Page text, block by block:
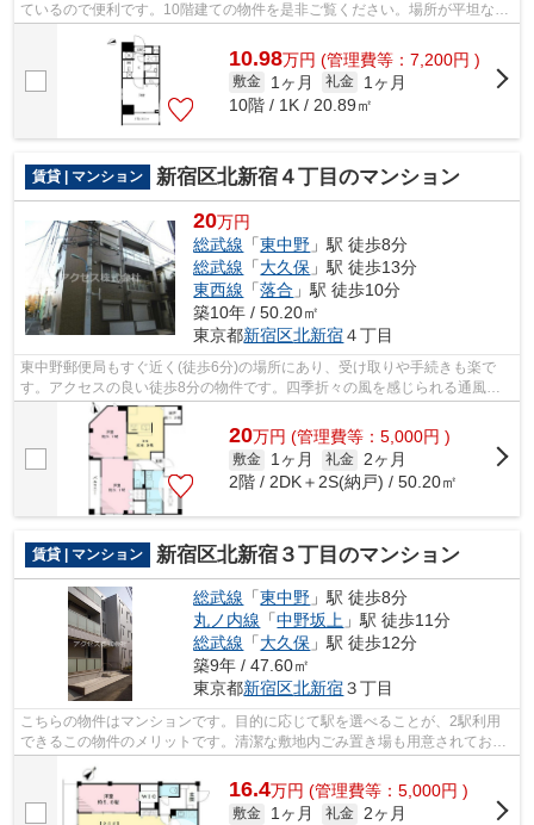
ているので便利です。10階建ての物件を是非ご覧ください。場所が平坦なの
10.98万円 (管理費等：7,200円 )
敷金 1ヶ月 礼金
1ヶ月
10階 / 1K / 20.89㎡
賃貸 | マンション 新宿区北新宿４丁目のマンション
20万円
総武線 「東中野 」駅 徒歩8分
総武線 「大久保 」駅 徒歩13分
東西線 「落合 」駅 徒歩10分
築10年 / 50.20㎡
東京都新宿区北新宿４丁目
東中野郵便局もすぐ近く(徒歩6分)の場所にあり、受け取りや手続きも楽で
す。アクセスの良い徒歩8分の物件です。四季折々の風を感じられる通風良
好な快適の物件です。敷地内にゴミ置き...
20万円 (管理費等：5,000円 )
敷金 1ヶ月 礼金 2ヶ月
2階 / 2DK＋2S(納戸) / 50.20㎡
賃貸 | マンション 新宿区北新宿３丁目のマンション
総武線 「東中野 」駅 徒歩8分
丸ノ内線 「中野坂上 」駅 徒歩11分
総武線 「大久保 」駅 徒歩12分
築9年 / 47.60㎡
東京都新宿区北新宿３丁目
こちらの物件はマンションです。目的に応じて駅を選べることが、2駅利用
できるこの物件のメリットです。清潔な敷地内ごみ置き場も用意されており
ます。常に新鮮な空気を取り入れられる...
16.4万円 (管理費等：5,000円 )
敷金 1ヶ月 礼金 2ヶ月